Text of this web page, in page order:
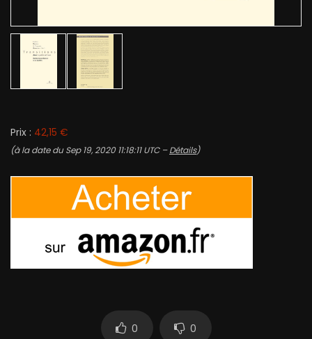
Prix : 42,15 €
(à la date du Sep 19, 2020 11:18:11 UTC –Détails)
0 0